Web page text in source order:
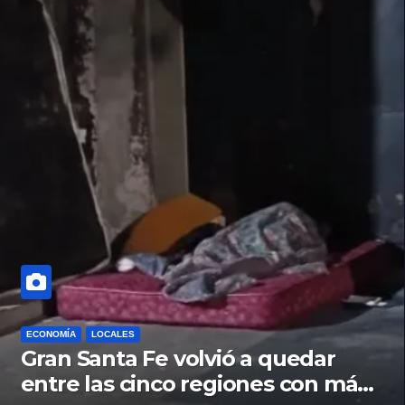
ECONOMÍA LOCALES
Gran Santa Fe volvió a quedar
entre las cinco regiones con más